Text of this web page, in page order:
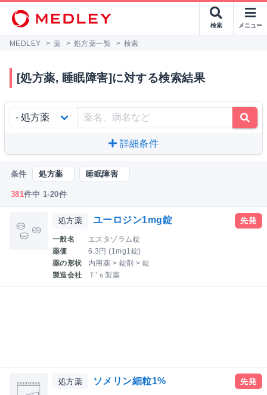
検索 メニュー
MEDLEY > 薬 > 処方薬一覧 > 検索
[処方薬, 睡眠障害]に対する検索結果
詳細条件
条件 処方薬 睡眠障害
381件中 1-20件
処方薬 ユーロジン1mg錠
一般名
エスタゾラム錠
薬価
6.3円 (1mg1錠)
薬の形状
内用薬 > 錠剤 > 錠
製造会社
Ｔ’ｓ製薬
先発
処方薬 ソメリン細粒1% 先発